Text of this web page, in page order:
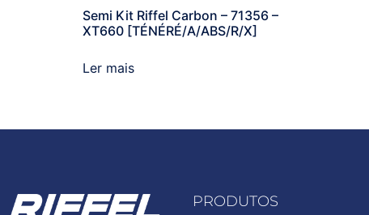
Semi Kit Riffel Carbon – 71356 –
XT660 [TÉNÉRÉ/A/ABS/R/X]
Ler mais
PRODUTOS